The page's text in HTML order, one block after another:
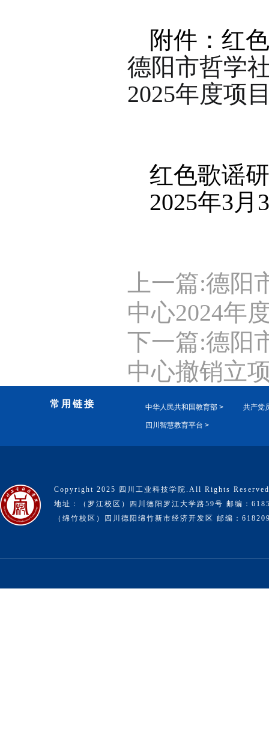
附件：红
德阳市哲学
2025年度项
红色歌谣
2025年3月
上一篇:德阳
中心2024年
下一篇:德阳
中心撤销立
常用链接 中华人民共和国教育部 > 共产党
四川智慧教育平台 >
Copyright 2025 四川工业科技学院.All Rights
地址：（罗江校区）四川德阳罗江大学路59号 邮编：
（绵竹校区）四川德阳绵竹新市经济开发区 邮编：